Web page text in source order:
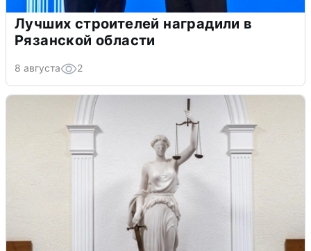
Лучших строителей наградили в
Рязанской области
8 августа 2